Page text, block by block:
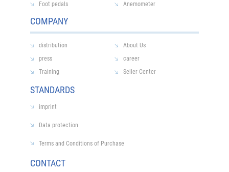
COMPANY
CONTACT
Foot pedals
Anemometer
distribution
About Us
press
career
Training
Seller Center
STANDARDS
imprint
Data protection
Terms and Conditions of Purchase